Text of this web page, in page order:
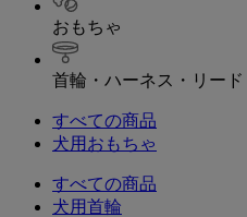
おもちゃ
首輪・ハーネス・リード
すべての商品
犬用おもちゃ
すべての商品
犬用首輪